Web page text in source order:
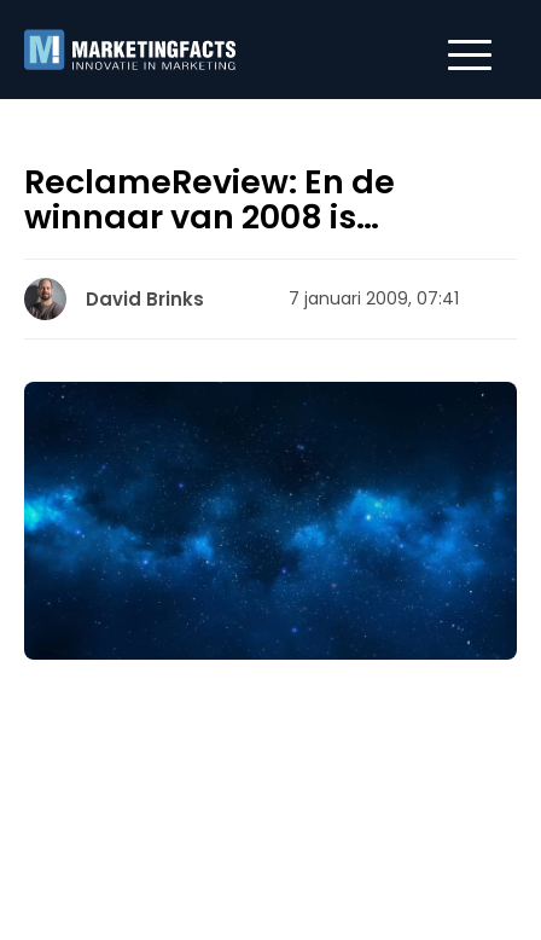
ReclameReview: En de
winnaar van 2008 is…
David Brinks 7 januari 2009, 07:41